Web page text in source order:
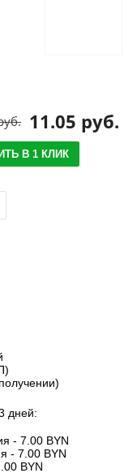
11.05 руб.
В 1 КЛИК
дней:
- 7.00 BYN
- 7.00 BYN
BYN